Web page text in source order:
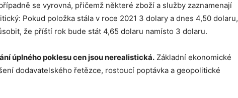
se vyrovná, přičemž některé zboží a služby zaznamenají
Pokud položka stála v roce 2021 3 dolary a dnes 4,50 dolaru,
že příští rok bude stát 4,65 dolaru namísto 3 dolaru.
úplného poklesu cen jsou nerealistická. Základní ekonomické
dodavatelského řetězce, rostoucí poptávka a geopolitické